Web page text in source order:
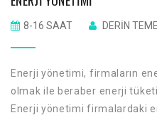
8-16 SAAT DERIN TEMEL
Enerji yönetimi, firmaların
olmak ile beraber enerji
Enerji yönetimi firmalardaki